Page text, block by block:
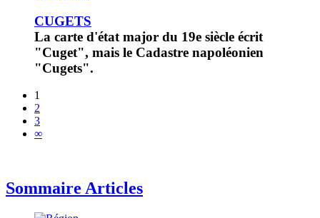
CUGETS
La carte d'état major du 19e siècle écrit
"Cuget", mais le Cadastre napoléonien
"Cugets".
1
2
3
∞
Sommaire Articles